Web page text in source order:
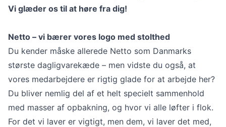
Vi glæder os til at høre fra dig!
Netto – vi bærer vores logo med stolthed
Du kender måske allerede Netto som Danmarks
største dagligvarekæde – men vidste du også, at
vores medarbejdere er rigtig glade for at arbejde her?
Du bliver nemlig del af et helt specielt sammenhold
med masser af opbakning, og hvor vi alle løfter i flok.
For det vi laver er vigtigt, men dem, vi laver det med,